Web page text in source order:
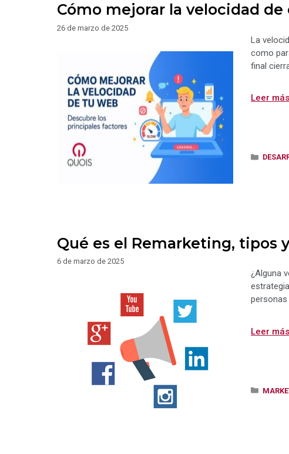
Cómo mejorar la velocidad
26 de marzo de 2025
La
como
final
Leer más
Qué es el Remarketing, tipos
6 de marzo de 2025
¿Alguna
Leer más